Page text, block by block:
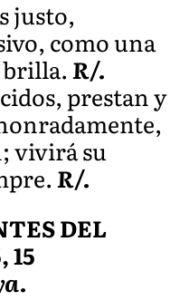
justo,
como una
brilla.R/.
prestan y
vivirá su
R/.
DEL
15